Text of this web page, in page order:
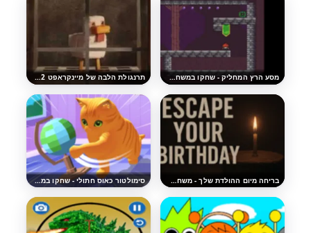
מסע הרץ המחליק - שחקו במשחק ההרפתקאות החינמי תרנגולת הלבה של מיינקראפט 2 - שחקו במשחק ההרפתקאות החינמי
בריחה מיום ההולדת שלך - משחק בריחת האימה המהנה סימולטור כאוס חתולי - שחקו במשחק התלת-ממד המהנה